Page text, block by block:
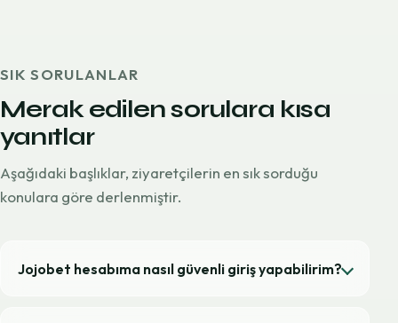
SIK SORULANLAR
Merak edilen sorulara kısa
yanıtlar
Aşağıdaki başlıklar, ziyaretçilerin en sık sorduğu
konulara göre derlenmiştir.
Jojobet hesabıma nasıl güvenli giriş yapabilirim?